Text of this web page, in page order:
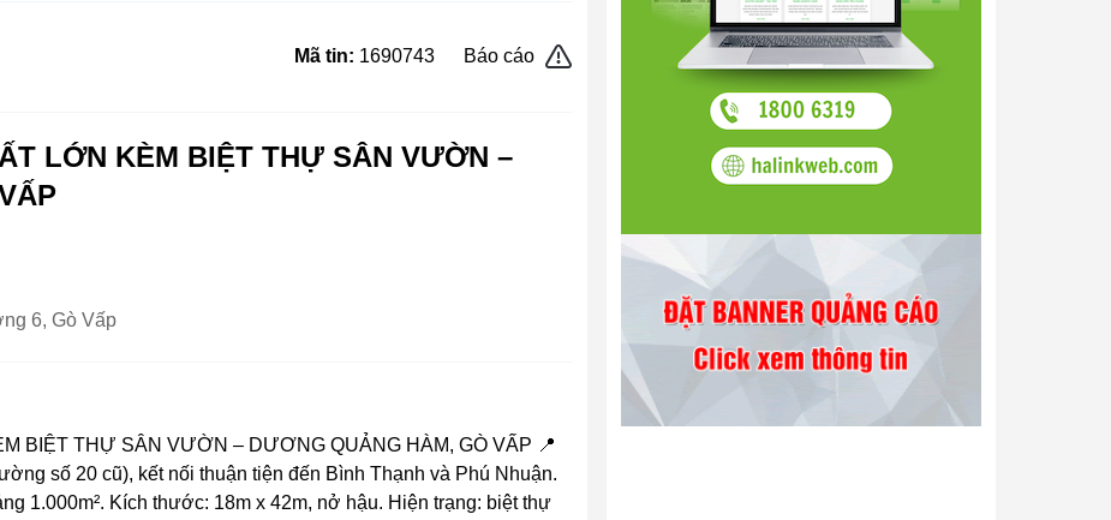
Mã tin: 1690743 Báo cáo
LỚN KÈM BIỆT THỰ SÂN VƯỜN –
6, Gò Vấp
BIỆT THỰ SÂN VƯỜN – DƯƠNG QUẢNG HÀM, GÒ VẤP 📍
số 20 cũ), kết nối thuận tiện đến Bình Thạnh và Phú Nhuận.
1.000m². Kích thước: 18m x 42m, nở hậu. Hiện trạng: biệt thự